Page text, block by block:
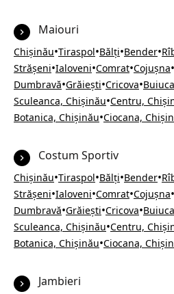
Maiouri
Chișinău•Tiraspol•Bălți•Bender•
Strășeni•Ialoveni•Comrat•Cojușna•
Dumbravă•Grăiești•Cricova•
Sculeanca, Chișinău•Centru,
Botanica, Chișinău•Ciocana,
Costum Sportiv
Chișinău•Tiraspol•Bălți•Bender•
Strășeni•Ialoveni•Comrat•Cojușna•
Dumbravă•Grăiești•Cricova•
Sculeanca, Chișinău•Centru,
Botanica, Chișinău•Ciocana,
Jambieri